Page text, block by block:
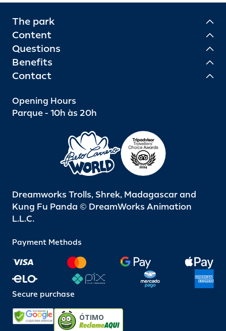
The park
Content
Questions
Benefits
Contact
Opening Hours
Parque - 10h às 20h
Dreamworks Trolls, Shrek, Madagascar and
Kung Fu Panda © DreamWorks Animation
L.L.C.
Payment Methods
Secure purchase
ÓTIMO